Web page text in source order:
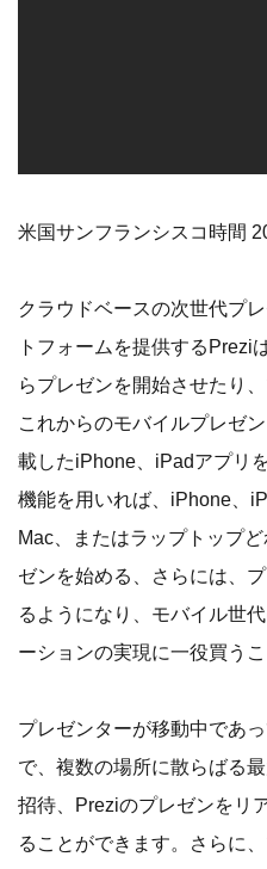
米国サンフランシスコ時間
クラウドベースの次世代プ
トフォームを提供するPrezi
らプレゼンを開始させたり
これからのモバイルプレゼ
載したiPhone、iPadアプリ
機能を用いれば、iPhone、
Mac、またはラップトップ
ゼンを始める、さらには、
るようになり、モバイル世
ーションの実現に一役買う
プレゼンターが移動中であ
で、複数の場所に散らばる
招待、Preziのプレゼンをリ
ることができます。さらに